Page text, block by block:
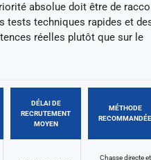
absolue doit être de
tests techniques rapides et
réelles plutôt que sur le
DÉLAI DE
RECRUTEMENT
MOYEN
MÉTHODE
RECOMMANDÉE
Chasse directe et